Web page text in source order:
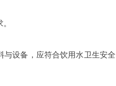
与设备，应符合饮用水卫生安全